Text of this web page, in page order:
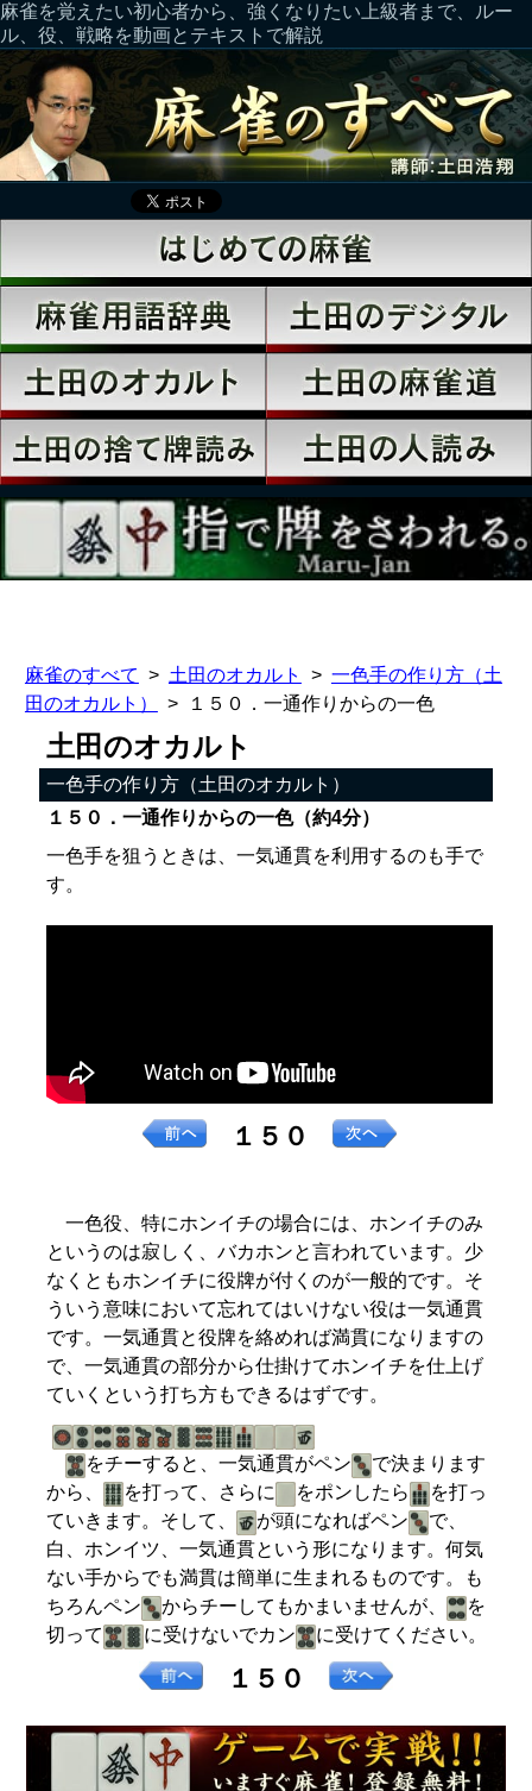
麻雀を覚えたい初心者から、強くなりたい上級者まで、ルー
ル、役、戦略を動画とテキストで解説
麻雀のすべて 土田のオカルト
一色手の作り方（土
田のオカルト）
１５０．一通作りからの一色
土田のオカルト
一色手の作り方（土田のオカルト）
１５０．一通作りからの一色（約4分）
一色手を狙うときは、一気通貫を利用するのも手で
す。
１５０
一色役、特にホンイチの場合には、ホンイチのみ
というのは寂しく、バカホンと言われています。少
なくともホンイチに役牌が付くのが一般的です。そ
ういう意味において忘れてはいけない役は一気通貫
です。一気通貫と役牌を絡めれば満貫になりますの
で、一気通貫の部分から仕掛けてホンイチを仕上げ
ていくという打ち方もできるはずです。
をチーすると、一気通貫がペン
で決まります
から、
を打って、さらに をポンしたら
を打っ
ていきます。そして、
が頭になればペン
で、
白、ホンイツ、一気通貫という形になります。何気
ない手からでも満貫は簡単に生まれるものです。も
ちろんペン
からチーしてもかまいませんが、
を
切って
に受けないでカン に受けてください。
１５０